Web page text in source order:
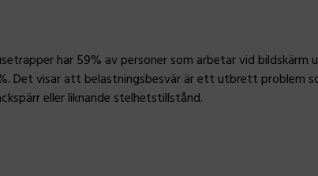
har 59% av personer som arbetar vid bildskärm
Det visar att belastningsbesvär är ett utbrett problem
eller liknande stelhetstillstånd.